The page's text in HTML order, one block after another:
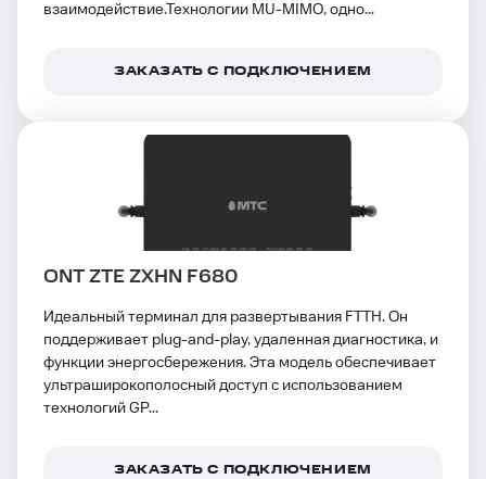
взаимодействие.Технологии MU-MIMO, одно...
ЗАКАЗАТЬ С ПОДКЛЮЧЕНИЕМ
ONT ZTE ZXHN F680
Идеальный терминал для развертывания FTTH. Он
поддерживает plug-and-play, удаленная диагностика, и
функции энергосбережения. Эта модель обеспечивает
ультраширокополосный доступ с использованием
технологий GP...
ЗАКАЗАТЬ С ПОДКЛЮЧЕНИЕМ